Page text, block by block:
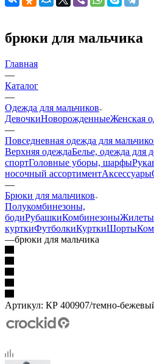
брюки для мальчика
Главная
—
Каталог
—
Одежда для мальчиков
ДевочкиНоворожденныеЖенская
—
Повседневная одежда для
Верхняя одеждаБелье, одежда для
спортГоловные уборы, шарфы
носочный ассортиментАксессуары
—
Брюки для мальчиков
Полукомбинезоны,
бодиРубашкиКомбинезоныЖилеты
курткиФутболкиКурткиШорты
—брюки для мальчика
Артикул: КР 400907/темно-